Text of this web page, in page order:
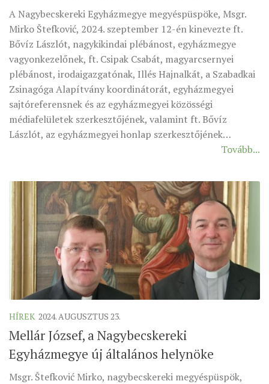
ZSINATI HÍREK-ÚJSÁG
PASZTORÁLSZOCIOLÓGIAI FELMÉRÉS
KISKORÚAK VÉDELME
„GYERMEKVÉDELMI” KIHÍVÁSOK KÁNONJOGI
MEGKÖZELÍTÉSBEN
A Nagybecskereki Egyházmegye megyéspüspöke, Msgr.
Mirko Štefković, 2024. szeptember 12-én kinevezte ft.
Bővíz Lászlót, nagykikindai plébánost, egyházmegye
vagyonkezelőnek, ft. Csipak Csabát, magyarcsernyei
plébánost, irodaigazgatónak, Illés Hajnalkát, a Szabadkai
Zsinagóga Alapítvány koordinátorát, egyházmegyei
sajtóreferensnek és az egyházmegyei közösségi
médiafelületek szerkesztőjének, valamint ft. Bővíz
Lászlót, az egyházmegyei honlap szerkesztőjének…
Tovább...
HÍREK 2024. AUGUSZTUS 23.
Mellár József, a Nagybecskereki
Egyházmegye új általános helynöke
Msgr. Štefković Mirko, nagybecskereki megyéspüspök,